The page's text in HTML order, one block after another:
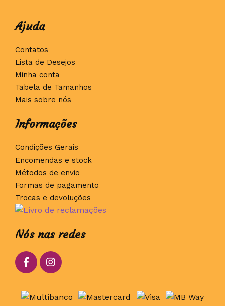
Ajuda
Contatos
Lista de Desejos
Minha conta
Tabela de Tamanhos
Mais sobre nós
Informações
Condições Gerais
Encomendas e stock
Métodos de envio
Formas de pagamento
Trocas e devoluções
Nós nas redes